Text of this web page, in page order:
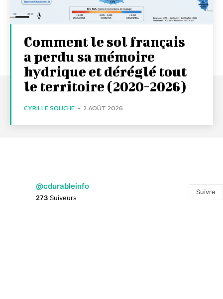
Comment le sol français
a perdu sa mémoire
hydrique et déréglé tout
le territoire (2020-2026)
CYRILLE SOUCHE - 2 AOÛT 2026
@cdurableinfo
273 Suiveurs
Suivre